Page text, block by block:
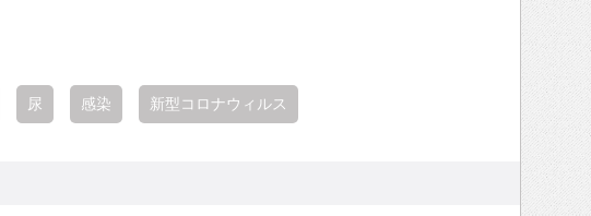
尿 感染 新型コロナウィルス